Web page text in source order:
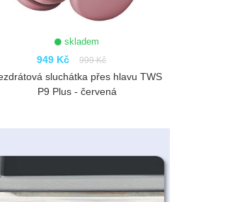
skladem
949 Kč 999 Kč
sluchátka přes hlavu TWS
P9 Plus - červená